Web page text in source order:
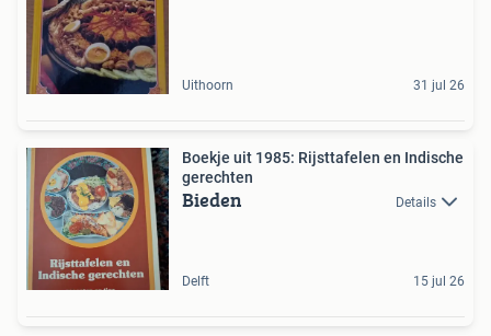
Uithoorn 31 jul 26
Boekje uit 1985: Rijsttafelen en Indische
gerechten
Bieden Details
Delft 15 jul 26